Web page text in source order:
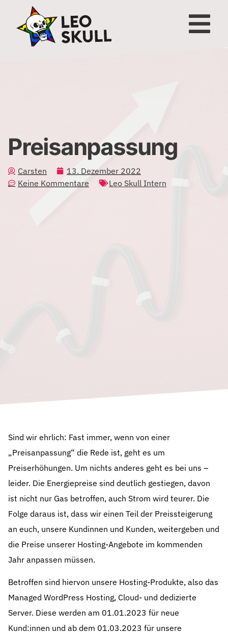
Preisanpassung
Carsten
13. Dezember 2022
Keine Kommentare
Leo Skull Intern
Sind wir ehrlich: Fast immer, wenn von einer
„Preisanpassung“ die Rede ist, geht es um
Preiserhöhungen. Um nichts anderes geht es bei uns –
leider. Die Energiepreise sind deutlich gestiegen, davon
ist nicht nur Gas betroffen, auch Strom wird teurer. Die
Folge daraus ist, dass wir einen Teil der Preissteigerung
an euch, unsere Kundinnen und Kunden, weitergeben und
die Preise unserer Hosting-Angebote im kommenden
Jahr anpassen müssen.
Betroffen sind hiervon unsere Hosting-Produkte, also das
Managed WordPress Hosting, Cloud- und dedizierte
Server. Diese werden am 01.01.2023 für neue
Kund:innen und ab dem 01.03.2023 für unsere